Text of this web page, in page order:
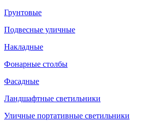
Грунтовые
Подвесные уличные
Накладные
Фонарные столбы
Фасадные
Ландшафтные светильники
Уличные портативные светильники